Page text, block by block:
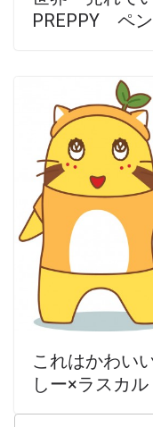
PREPPY ペ
これはかわい
しー×ラスカ